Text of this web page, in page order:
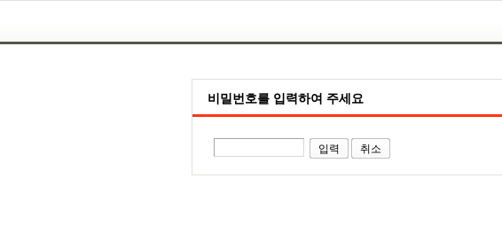
비밀번호를 입력하여 주세요
취소